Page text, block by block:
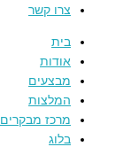
צרו קשר
בית
אודות
מבצעים
המלצות
מרכז מבקרים
בלוג